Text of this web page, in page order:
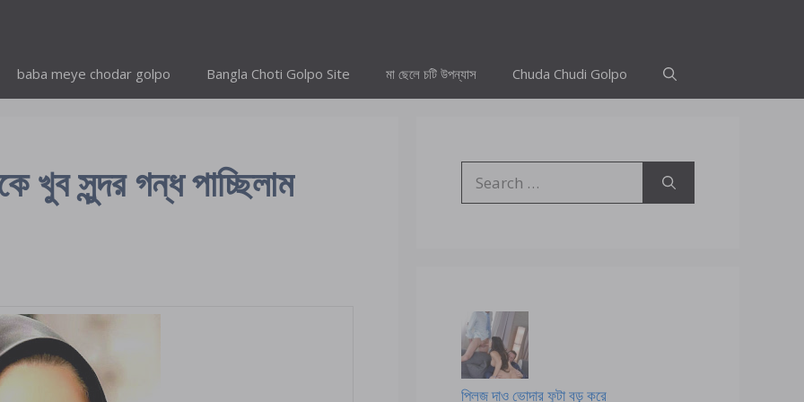
baba meye chodar golpo Bangla Choti Golpo Site মা ছেলে চটি উপন্যাস Chuda Chudi Golpo
খুব সুন্দর গন্ধ পাচ্ছিলাম
for:
প্লিজ দাও ভোদার ফুটা বড় করে